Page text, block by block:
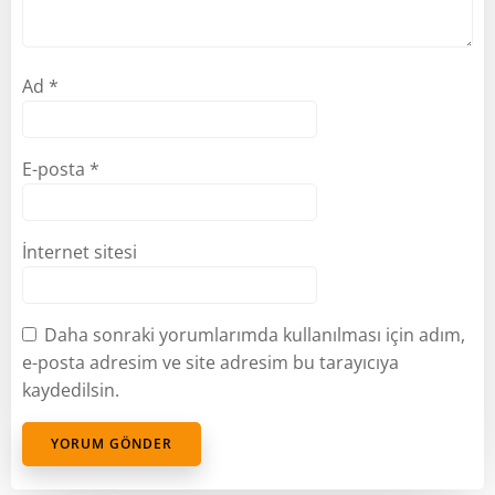
Ad *
E-posta *
İnternet sitesi
Daha sonraki yorumlarımda kullanılması için adım,
e-posta adresim ve site adresim bu tarayıcıya
kaydedilsin.